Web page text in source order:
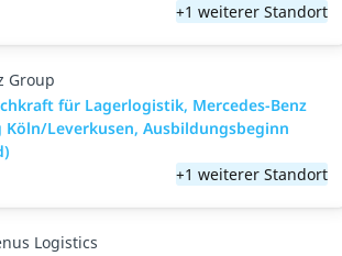
+1 weiterer Standort
Group
für Lagerlogistik, Mercedes-Benz
Köln/Leverkusen, Ausbildungsbeginn
+1 weiterer Standort
Logistics